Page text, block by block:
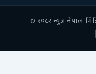
© २०८२ न्युज नेपाल